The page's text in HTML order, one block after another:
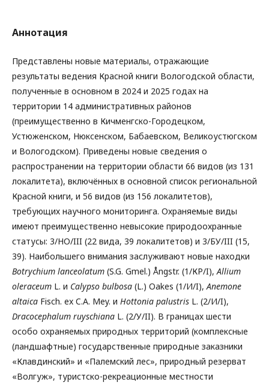
Аннотация
Представлены новые материалы, отражающие
результаты ведения Красной книги Вологодской области,
полученные в основном в 2024 и 2025 годах на
территории 14 административных районов
(преимущественно в Кичменгско-Городецком,
Устюженском, Нюксенском, Бабаевском, Великоустюгском
и Вологодском). Приведены новые сведения о
распространении на территории области 66 видов (из 131
локалитета), включённых в основной список региональной
Красной книги, и 56 видов (из 156 локалитетов),
требующих научного мониторинга. Охраняемые виды
имеют преимущественно невысокие природоохранные
статусы: 3/НО/III (22 вида, 39 локалитетов) и 3/БУ/III (15,
39). Наибольшего внимания заслуживают новые находки
Botrychium lanceolatum (S.G. Gmel.) Ångstr. (1/КР/I),Allium
oleraceum L. и Calypso bulbosa (L.) Oakes (1/И/I),Anemone
altaica Fisch. ex C.A. Mey. и Hottonia palustris L. (2/И/I),
Dracocephalum ruyschiana L. (2/У/II). В границах шести
особо охраняемых природных территорий (комплексные
(ландшафтные) государственные природные заказники
«Клавдинский» и «Палемский лес», природный резерват
«Волгуж», туристско-рекреационные местности